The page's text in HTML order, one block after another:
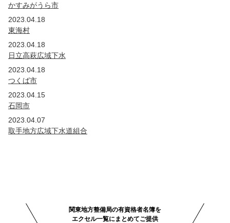
かすみがうら市
2023.04.18
東海村
2023.04.18
日立高萩広域下水
2023.04.18
つくば市
2023.04.15
石岡市
2023.04.07
取手地方広域下水道組合
関東地方整備局の有資格者名簿を
エクセル一覧にまとめてご提供